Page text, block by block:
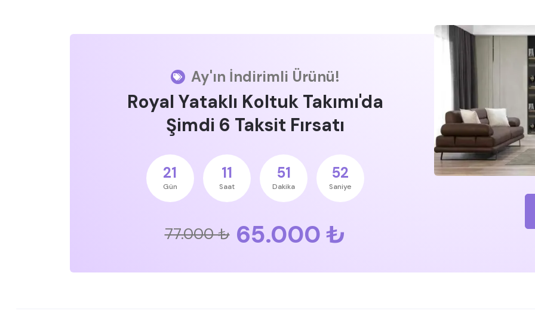
Ay'ın İndirimli Ürünü!
Royal Yataklı Koltuk Takımı'da
Şimdi 6 Taksit Fırsatı
21
Gün
11
Saat
51
Dakika
51
Saniye
77.000 ₺ 65.000 ₺